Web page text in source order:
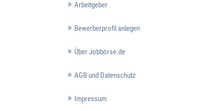
Arbeitgeber
Bewerberprofil anlegen
Über Jobbörse.de
AGB und Datenschutz
Impressum